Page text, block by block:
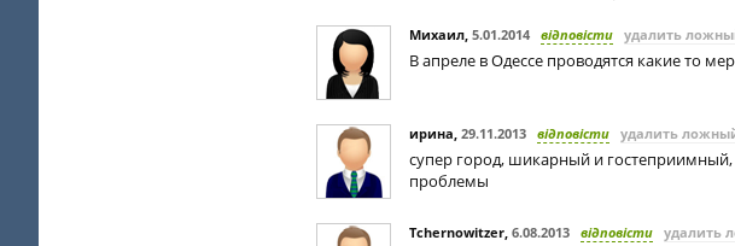
Михаил, 5.01.2014 відповісти удалить
В апреле в Одессе проводятся какие то
ирина, 29.11.2013 відповісти удалить
супер город, шикарный и гостеприимный,
проблемы
Tchernowitzer, 6.08.2013 відповісти удалить